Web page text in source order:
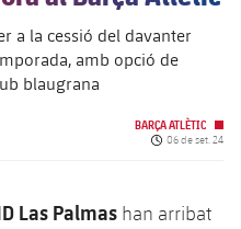
a la cessió del davanter
amb opció de
blaugrana
BARÇA ATLÈTIC
Data de
06 de set. 24
Las Palmas han arribat